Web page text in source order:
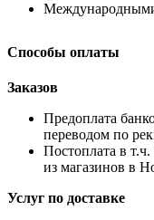
Способы оплаты
Заказов
Предоплата
переводом по
Постоплата в
из магазинов в
Услуг по доставке